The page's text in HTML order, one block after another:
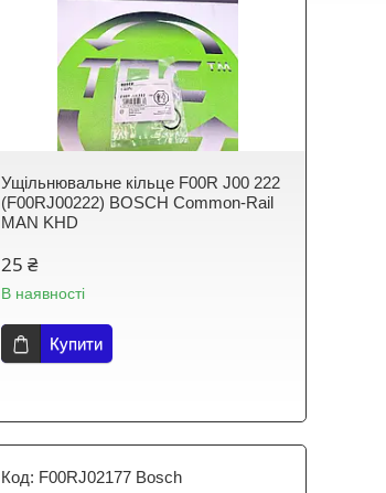
Ущільнювальне кільце F00R J00 222
(F00RJ00222) BOSCH Common-Rail
MAN KHD
25 ₴
В наявності
Купити
F00RJ02177 Bosch